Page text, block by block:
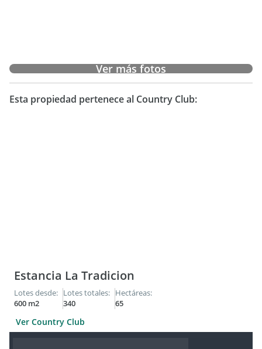
Ver más fotos
Esta propiedad pertenece al Country Club:
Estancia La Tradicion
Lotes desde:
600 m2
Lotes totales:
340
Hectáreas:
65
Ver Country Club